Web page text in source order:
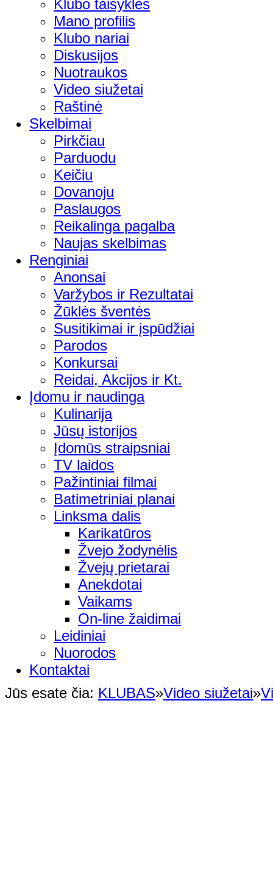
Klubo taisyklės
Mano profilis
Klubo nariai
Diskusijos
Nuotraukos
Video siužetai
Raštinė
Skelbimai
Pirkčiau
Parduodu
Keičiu
Dovanoju
Paslaugos
Reikalinga pagalba
Naujas skelbimas
Renginiai
Anonsai
Varžybos ir Rezultatai
Žūklės šventės
Susitikimai ir įspūdžiai
Parodos
Konkursai
Reidai, Akcijos ir Kt.
Įdomu ir naudinga
Kulinarija
Jūsų istorijos
Įdomūs straipsniai
TV laidos
Pažintiniai filmai
Batimetriniai planai
Linksma dalis
Karikatūros
Žvejo žodynėlis
Žvejų prietarai
Anekdotai
Vaikams
On-line žaidimai
Leidiniai
Nuorodos
Kontaktai
Jūs esate čia: KLUBAS»Video siužetai»